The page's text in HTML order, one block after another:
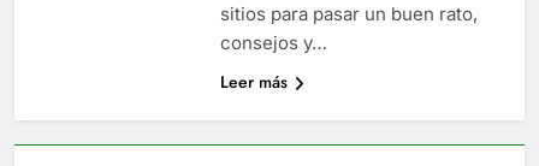
sitios para pasar un buen rato,
consejos y…
Leer más